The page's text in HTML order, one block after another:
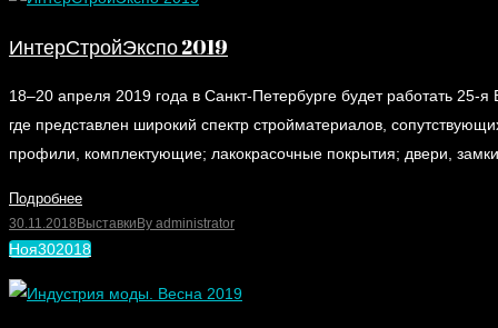
ИнтерСтройЭкспо 2019
18–20 апреля 2019 года в Санкт-Петербурге будет работать
где представлен широкий спектр стройматериалов,
профили, комплектующие; лакокрасочные покрытия; двери,
Подробнее
30.11.2018 Выставки By administrator
Ноя302018